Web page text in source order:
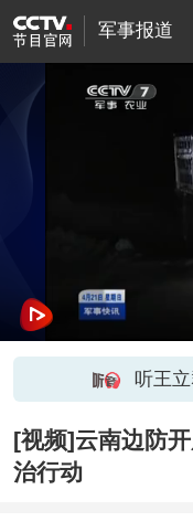
军事报道
听王
[视频]云南边防
治行动